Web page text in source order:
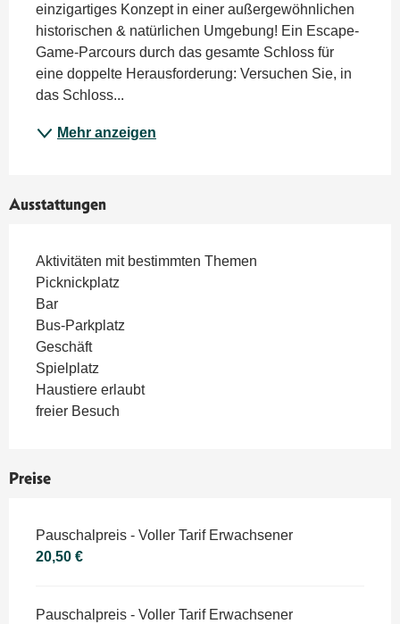
einzigartiges Konzept in einer außergewöhnlichen
historischen & natürlichen Umgebung! Ein Escape-
Game-Parcours durch das gesamte Schloss für
eine doppelte Herausforderung: Versuchen Sie, in
das Schloss...
Mehr anzeigen
Ausstattungen
Aktivitäten mit bestimmten Themen
Picknickplatz
Bar
Bus-Parkplatz
Geschäft
Spielplatz
Haustiere erlaubt
freier Besuch
Preise
Preise 2026
Pauschalpreis - Voller Tarif Erwachsener
20,50 €
Pauschalpreis - Voller Tarif Erwachsener